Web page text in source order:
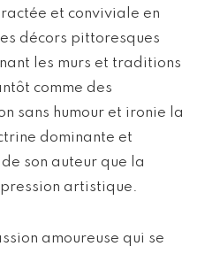
et conviviale en
décors pittoresques
les murs et traditions
comme des
sans humour et ironie la
dominante et
son auteur que la
artistique.
amoureuse qui se